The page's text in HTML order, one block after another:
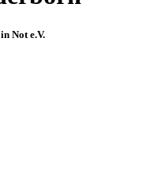
Not e.V.